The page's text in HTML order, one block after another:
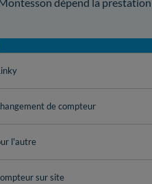
dépend la
de compteur
l'autre
sur site